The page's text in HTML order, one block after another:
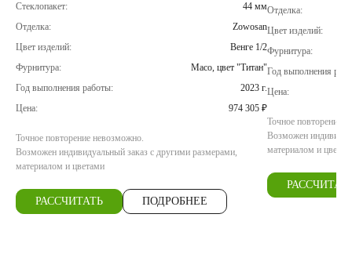
Стеклопакет:
44 мм
Отделка:
Zowosan
Цвет изделий:
Венге 1/2
Фурнитура:
Maco, цвет "Титан"
Год выполнения работы:
2023 г.
Цена:
974 305 ₽
Точное повторение невозможно.
Возможен индивидуальный заказ с другими размерами,
материалом и цветами
РАССЧИТАТЬ ПОДРОБНЕЕ
Отделка:
Цвет изделий:
Фурнитура:
Год выполнения
Цена:
Точное повторение
Возможен
материалом и